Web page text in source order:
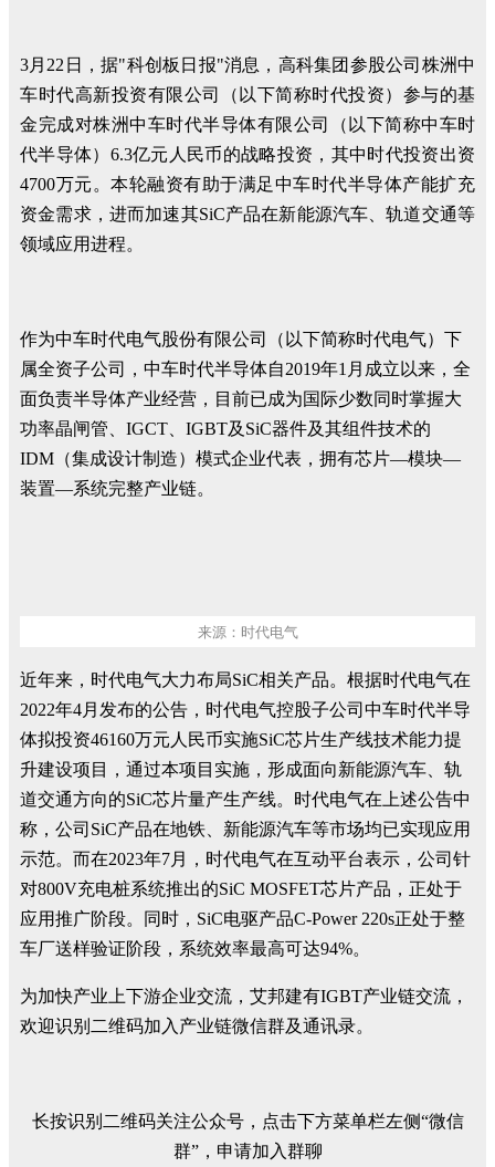
3月22日，据"科创板日报"消息，高科集团参股公司株洲中
车时代高新投资有限公司（以下简称时代投资）参与的基
金完成对株洲中车时代半导体有限公司（以下简称中车时
代半导体）6.3亿元人民币的战略投资，其中时代投资出资
4700万元。本轮融资有助于满足中车时代半导体产能扩充
资金需求，进而加速其SiC产品在新能源汽车、轨道交通等
领域应用进程。
作为中车时代电气股份有限公司（以下简称时代电气）下
属全资子公司，中车时代半导体自2019年1月成立以来，全
面负责半导体产业经营，目前已成为国际少数同时掌握大
功率晶闸管、IGCT、IGBT及SiC器件及其组件技术的
IDM（集成设计制造）模式企业代表，拥有芯片—模块—
装置—系统完整产业链。
来源：时代电气
近年来，时代电气大力布局SiC相关产品。根据时代电气在
2022年4月发布的公告，时代电气控股子公司中车时代半导
体拟投资46160万元人民币实施SiC芯片生产线技术能力提
升建设项目，通过本项目实施，形成面向新能源汽车、轨
道交通方向的SiC芯片量产生产线。时代电气在上述公告中
称，公司SiC产品在地铁、新能源汽车等市场均已实现应用
示范。而在2023年7月，时代电气在互动平台表示，公司针
对800V充电桩系统推出的SiC MOSFET芯片产品，正处于
应用推广阶段。同时，SiC电驱产品C-Power 220s正处于整
车厂送样验证阶段，系统效率最高可达94%。
为加快产业上下游企业交流，艾邦建有IGBT产业链交流，
欢迎识别二维码加入产业链微信群及通讯录。
长按识别二维码关注公众号，点击下方菜单栏左侧“微信
群”，申请加入群聊